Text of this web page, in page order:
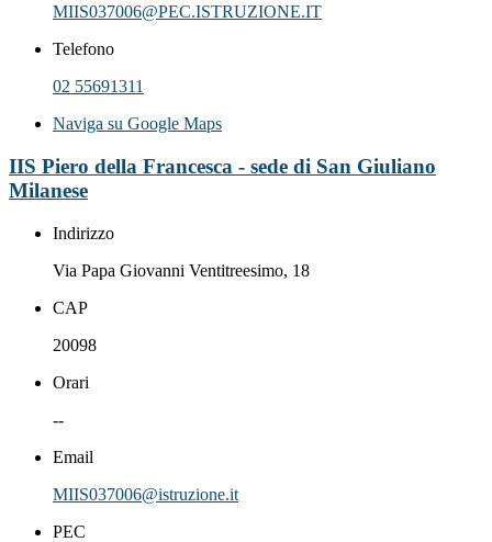
MIIS037006@PEC.ISTRUZIONE.IT
Telefono
02 55691311
Naviga su Google Maps
IIS Piero della Francesca - sede di San Giuliano
Milanese
Indirizzo
Via Papa Giovanni Ventitreesimo, 18
CAP
20098
Orari
--
Email
MIIS037006@istruzione.it
PEC